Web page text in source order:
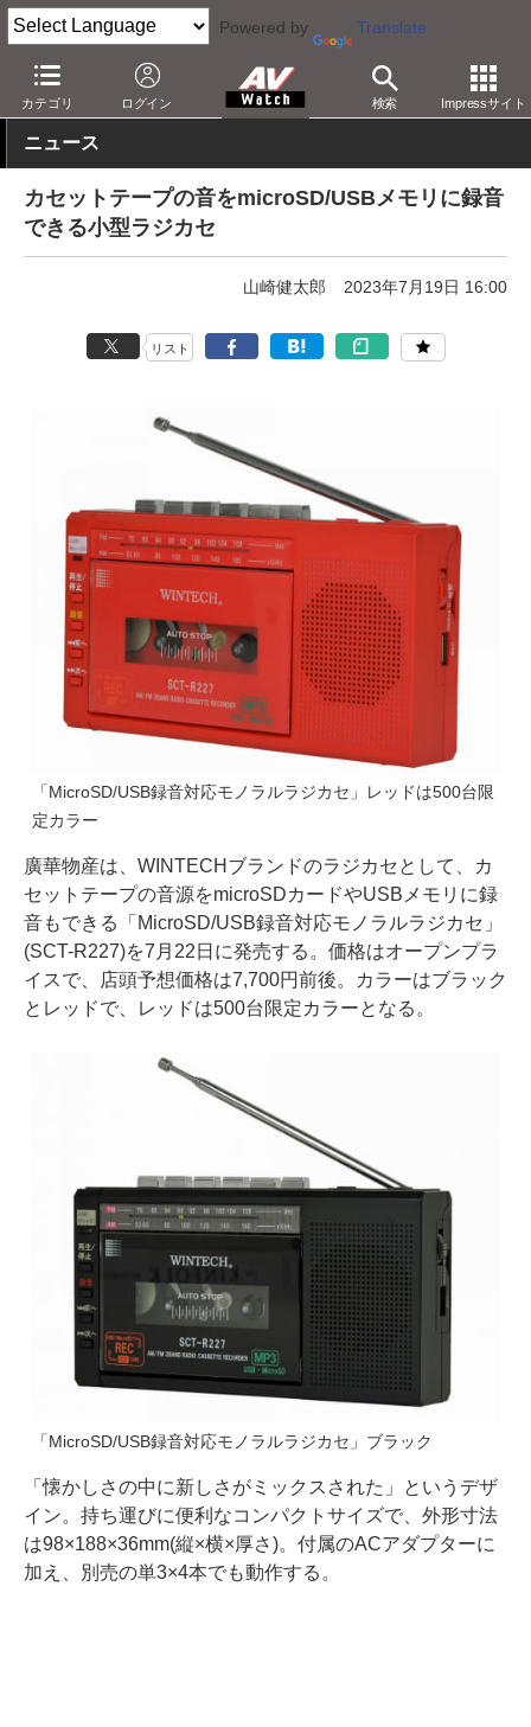
Powered by Translate
カテゴリ ログイン 検索 Impressサイト
AV Watch 製品 ラジカセ/ラジオ
ニュース
カセットテープの音をmicroSD/USBメモリに録音
できる小型ラジカセ
山崎健太郎 2023年7月19日 16:00
リスト
「MicroSD/USB録音対応モノラルラジカセ」レッドは500台限
定カラー
廣華物産は、WINTECHブランドのラジカセとして、カ
セットテープの音源をmicroSDカードやUSBメモリに録
音もできる「MicroSD/USB録音対応モノラルラジカセ」
(SCT-R227)を7月22日に発売する。価格はオープンプラ
イスで、店頭予想価格は7,700円前後。カラーはブラック
とレッドで、レッドは500台限定カラーとなる。
「MicroSD/USB録音対応モノラルラジカセ」ブラック
「懐かしさの中に新しさがミックスされた」というデザ
イン。持ち運びに便利なコンパクトサイズで、外形寸法
は98×188×36mm(縦×横×厚さ)。付属のACアダプターに
加え、別売の単3×4本でも動作する。